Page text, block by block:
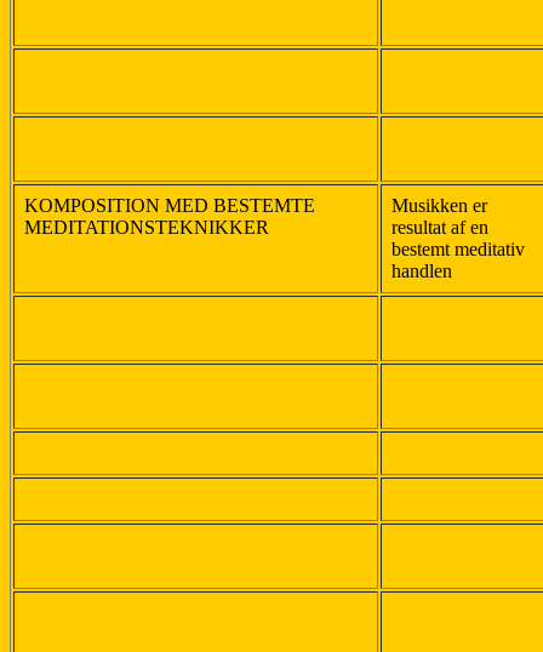
KOMPOSITION MED BESTEMTE
MEDITATIONSTEKNIKKER
Musikken er
resultat af en
bestemt meditativ
handlen